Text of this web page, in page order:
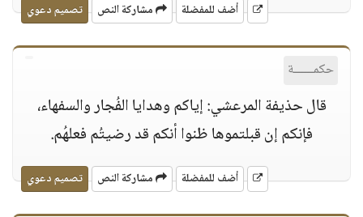
أضف للمفضلة مشاركة النص تصميم دعوي
حكمــــــة
قال حذيفة المرعشي: إياكم وهدايا الفُجار والسفهاء،
فإنكم إن قبلتموها ظنوا أنكم قد رضيتُم فعلهُم.
أضف للمفضلة مشاركة النص تصميم دعوي